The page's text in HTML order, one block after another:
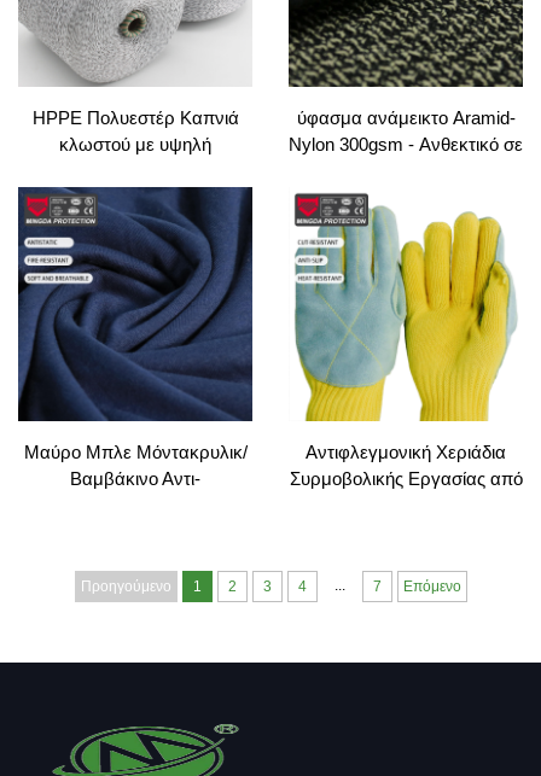
HPPE Πολυεστέρ Καπνιά
κλωστού με υψηλή
κλωστοσυρματοπλοκή,
ράφη &
χειροκλωστοσυρματοπλοκή
Χρωματισμένος Κυκλικός
Σπουντισμός Τεχνικές
ύφασμα ανάμεικτο Aramid-
Nylon 300gsm - Ανθεκτικό σε
εργατική στολή/αθλητική
φόρμα/γάντια (Μαύρο)
Μαύρο Μπλε Μόντακρυλικ/
Βαμβάκινο Αντι-
Αντιφλεγμονική Χεριάδια
Συρμοβολικής Εργασίας από
Θερμοκρασίας
Προηγούμενο 1 2 3 4 7 Επόμενο